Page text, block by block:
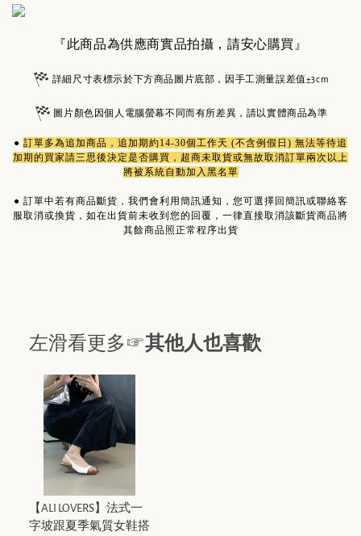
『此商品為供應商實品拍攝，請安心購買』
詳細尺寸表標示於下方商品圖片底部，因手工測量誤差值±3cm
圖片顏色因個人電腦螢幕不同而有所差異，請以實體商品為準
● 訂單多為追加商品 ，追加期約14-30個工作天 (不含例假日) 無法等待追
加期的買家請三思後決定是否購買，超商未取貨或無故取消訂單兩次以上
將被系統自動加入黑名單
● 訂單中若有商品斷貨，我們會利用簡訊通知，您可選擇回簡訊或聯絡客
服取消或換貨，如在出貨前未收到您的回覆，一律直接取消該斷貨商品將
其餘商品照正常程序出貨
左滑看更多☞其他人也喜歡
【ALI LOVERS】法式一
字坡跟夏季氣質女鞋搭